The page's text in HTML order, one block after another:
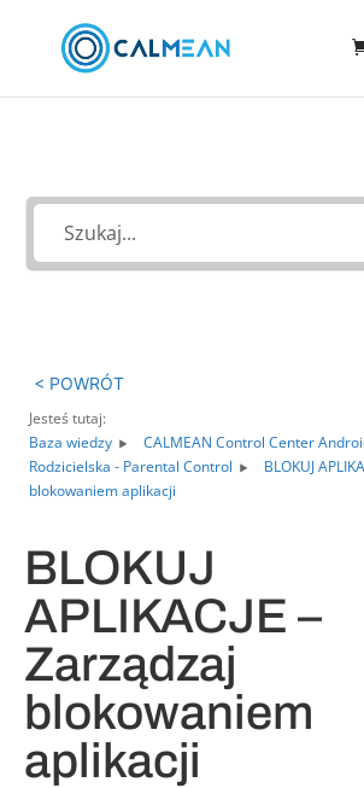
< POWRÓT
Jesteś tutaj:
Baza wiedzy
CALMEAN Control Center
Rodzicielska - Parental Control
BLOKUJ
blokowaniem aplikacji
BLOKUJ
APLIKACJE –
Zarządzaj
blokowaniem
aplikacji